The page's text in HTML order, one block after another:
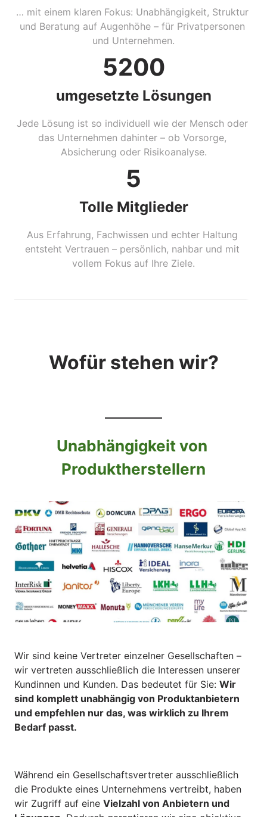
… mit einem klaren Fokus: Unabhängigkeit, Struktur
und Beratung auf Augenhöhe – für Privatpersonen
und Unternehmen.
5200
umgesetzte Lösungen
Jede Lösung ist so individuell wie der Mensch oder
das Unternehmen dahinter – ob Vorsorge,
Absicherung oder Risikoanalyse.
5
Tolle Mitglieder
Aus Erfahrung, Fachwissen und echter Haltung
entsteht Vertrauen – persönlich, nahbar und mit
vollem Fokus auf Ihre Ziele.
Wofür stehen wir?
Unabhängigkeit
Produktherstellern
Wir sind keine Vertreter einzelner Gesellschaften –
wir vertreten ausschließlich die Interessen unserer
Kundinnen und Kunden. Das bedeutet für Sie: Wir
sind komplett unabhängig von Produktanbietern
und empfehlen nur das, was wirklich zu Ihrem
Bedarf passt.
Während ein Gesellschaftsvertreter ausschließlich
die Produkte eines Unternehmens vertreibt, haben
wir Zugriff auf eine Vielzahl von Anbietern und